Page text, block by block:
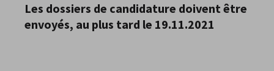
Les dossiers de candidature doivent être
envoyés, au plus tard le 19.11.2021